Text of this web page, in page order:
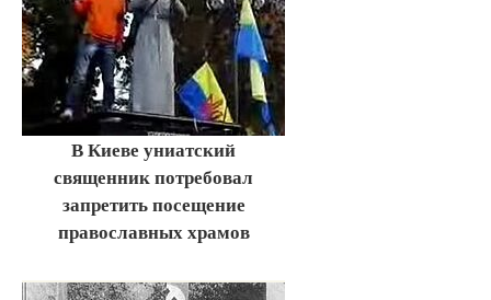
В Киеве униатский
священник потребовал
запретить посещение
православных храмов